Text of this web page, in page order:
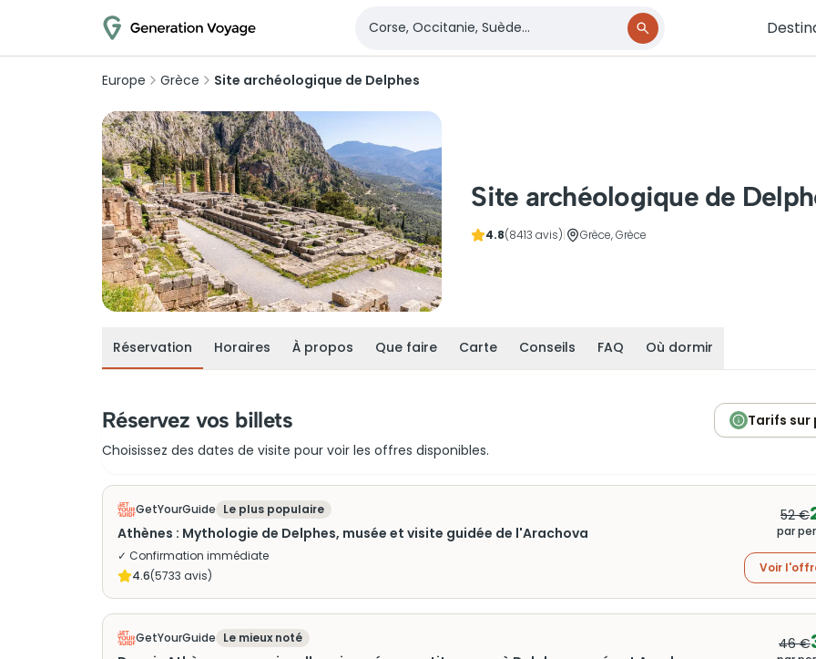
Europe Grèce Site archéologique de Delphes
Site archéologique de
4.8(8413 avis) Grèce, Grèce
Réservation Horaires À propos Que faire Carte Conseils FAQ Où dormir
Réservez vos billets
Choisissez des dates de visite pour voir les offres disponibles.
Tarifs sur
GetYourGuide Le plus populaire
Athènes : Mythologie de Delphes, musée et visite guidée de l'Arachova
✓ Confirmation immédiate
4.6(5733 avis)
52 €
par
Voir
GetYourGuide Le mieux noté 46 €